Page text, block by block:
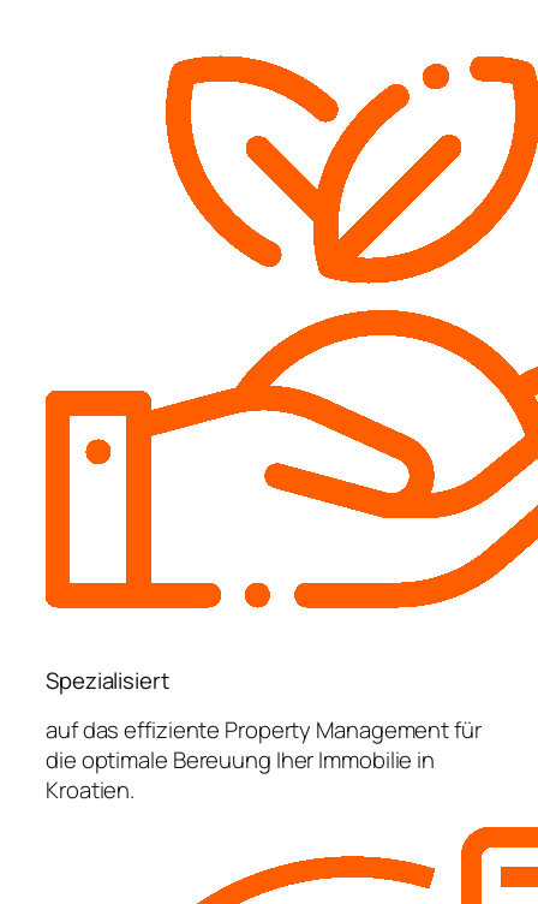
Spezialisiert
auf das effiziente Property Management für
die optimale Bereuung Iher Immobilie in
Kroatien.